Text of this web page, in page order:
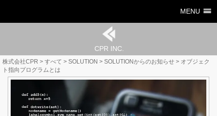
CPR INC.
MENU
株式会社CPR > すべて > SOLUTION > SOLUTIONからのお知らせ > オブジェク
ト指向プログラムとは